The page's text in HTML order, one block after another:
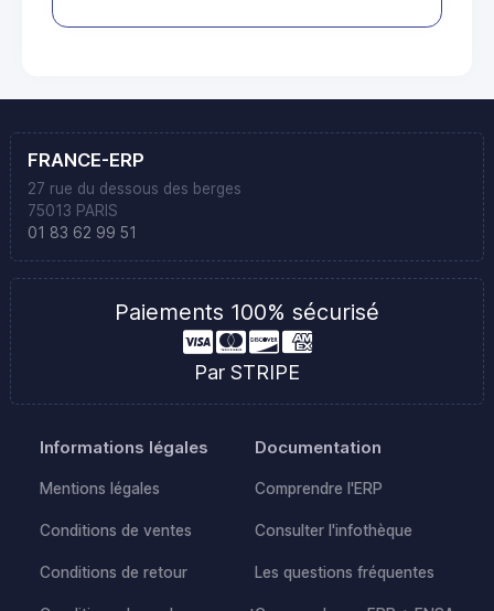
FRANCE-ERP
27 rue du dessous des berges
75013 PARIS
01 83 62 99 51
Paiements 100% sécurisé
Par STRIPE
Informations légales
Mentions légales
Conditions de ventes
Conditions de retour
Documentation
Comprendre l'ERP
Consulter l'infothèque
Les questions fréquentes